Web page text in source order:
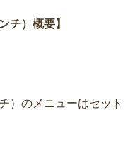
チ）概要】
）のメニューはセット